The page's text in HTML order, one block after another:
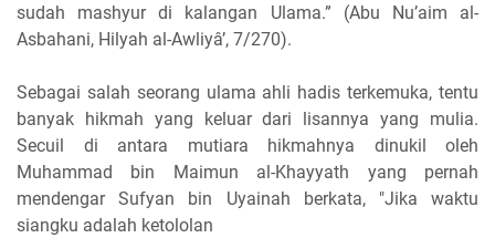
sudah mashyur di kalangan Ulama.” (Abu Nu’aim al-
Asbahani, Hilyah al-Awliyâ’, 7/270).
Sebagai salah seorang ulama ahli hadis terkemuka, tentu
banyak hikmah yang keluar dari lisannya yang mulia.
Secuil di antara mutiara hikmahnya dinukil oleh
Muhammad bin Maimun al-Khayyath yang pernah
mendengar Sufyan bin Uyainah berkata, "Jika waktu
siangku adalah ketololan